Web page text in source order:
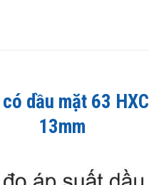
dầu mặt 63 HXC
13mm